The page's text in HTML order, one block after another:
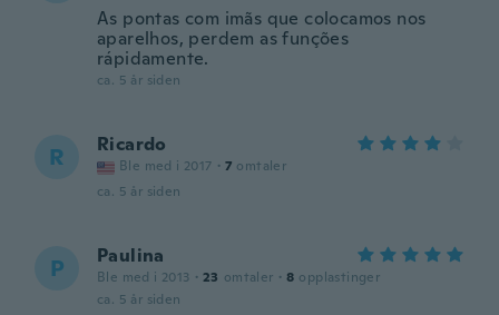
As pontas com imãs que colocamos nos
aparelhos, perdem as funções
rápidamente.
ca. 5 år siden
R Ricardo
Ble med i 2017 · 7 omtaler
ca. 5 år siden
P Paulina
Ble med i 2013 · 23 omtaler · 8 opplastinger
ca. 5 år siden